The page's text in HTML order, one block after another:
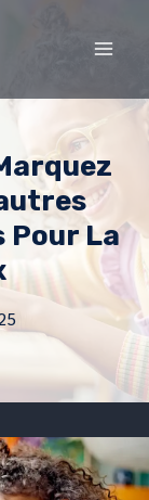
Pour La